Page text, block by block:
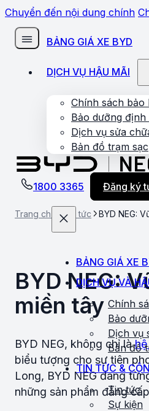
Chuyển đến nội dung chính
BẢNG GIÁ XE BYD
DỊCH VỤ HẬU MÃI
Chính sách bảo
Bảo dưỡng định
Dịch vụ sửa
Bản đồ trạm sạc
1800 3365 Đăng ký
BẢNG GIÁ XE
DỊCH VỤ VÀ
Chính
Bảo
Dịch vụ
Bản đồ
TIN TỨC &
Tin tức
Sự kiện
Trang chủ Tin tức BYD NEG:
BYD NEG:
miền tây
BYD NEG, không chỉ là
biểu tượng cho sự tiên
Long, BYD NEG đang
những sản phẩm đẳng